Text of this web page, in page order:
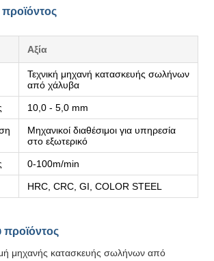
Αξία
Τεχνική μηχανή κατασκευής σωλήνων
από χάλυβα
10,0 - 5,0 mm
Μηχανικοί διαθέσιμοι για υπηρεσία
στο εξωτερικό
0-100m/min
HRC, CRC, GI, COLOR STEEL
προϊόντος
μηχανής κατασκευής σωλήνων από